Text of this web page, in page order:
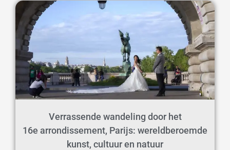
Verrassende wandeling door het
16e arrondissement, Parijs: wereldberoemde
kunst, cultuur en natuur